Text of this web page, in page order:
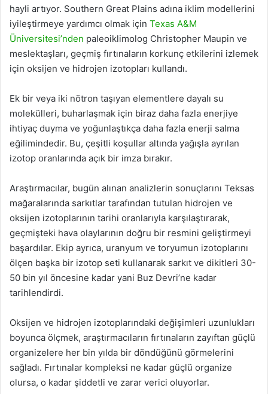
hayli artıyor. Southern Great Plains adına iklim modellerini
iyileştirmeye yardımcı olmak için Texas A&M
Üniversitesi’nden paleoiklimolog Christopher Maupin ve
meslektaşları, geçmiş fırtınaların korkunç etkilerini izlemek
için oksijen ve hidrojen izotopları kullandı.
Ek bir veya iki nötron taşıyan elementlere dayalı su
molekülleri, buharlaşmak için biraz daha fazla enerjiye
ihtiyaç duyma ve yoğunlaştıkça daha fazla enerji salma
eğilimindedir. Bu, çeşitli koşullar altında yağışla ayrılan
izotop oranlarında açık bir imza bırakır.
Araştırmacılar, bugün alınan analizlerin sonuçlarını Teksas
mağaralarında sarkıtlar tarafından tutulan hidrojen ve
oksijen izotoplarının tarihi oranlarıyla karşılaştırarak,
geçmişteki hava olaylarının doğru bir resmini geliştirmeyi
başardılar. Ekip ayrıca, uranyum ve toryumun izotoplarını
ölçen başka bir izotop seti kullanarak sarkıt ve dikitleri 30-
50 bin yıl öncesine kadar yani Buz Devri’ne kadar
tarihlendirdi.
Oksijen ve hidrojen izotoplarındaki değişimleri uzunlukları
boyunca ölçmek, araştırmacıların fırtınaların zayıftan güçlü
organizelere her bin yılda bir döndüğünü görmelerini
sağladı. Fırtınalar kompleksi ne kadar güçlü organize
olursa, o kadar şiddetli ve zarar verici oluyorlar.